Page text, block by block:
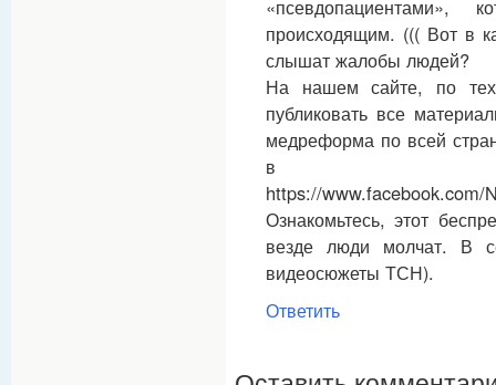
происходящим. ((( Вот в
слышат жалобы людей?
На нашем сайте, по
публиковать все
медреформа по всей
в
https://www.facebook.com/
Ознакомьтесь, этот
везде люди молчат. В
видеосюжеты ТСН).
Ответить